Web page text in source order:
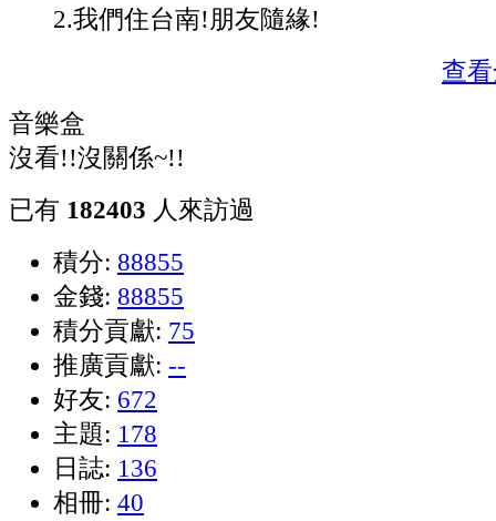
2.我們住台南!朋友隨緣!
查
音樂盒
沒看!!沒關係~!!
已有 182403 人來訪過
積分: 88855
金錢: 88855
積分貢獻: 75
推廣貢獻: --
好友: 672
主題: 178
日誌: 136
相冊: 40